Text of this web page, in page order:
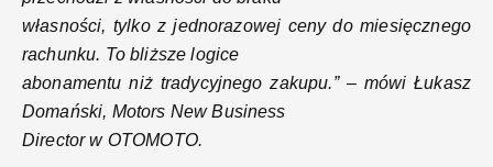
własności, tylko z jednorazowej ceny do miesięcznego
rachunku. To bliższe logice
abonamentu niż tradycyjnego zakupu.” – mówi Łukasz
Domański, Motors New Business
Director w OTOMOTO.